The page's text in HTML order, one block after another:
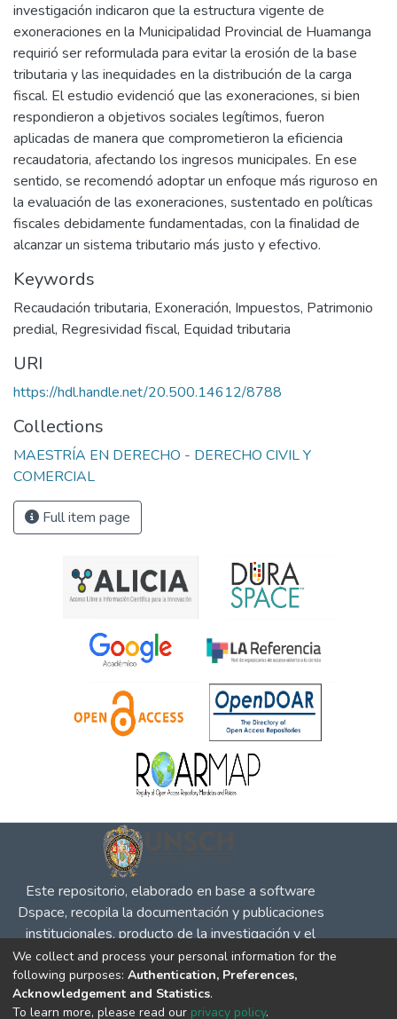
investigación indicaron que la estructura vigente de
exoneraciones en la Municipalidad Provincial de Huamanga
requirió ser reformulada para evitar la erosión de la base
tributaria y las inequidades en la distribución de la carga
fiscal. El estudio evidenció que las exoneraciones, si bien
respondieron a objetivos sociales legítimos, fueron
aplicadas de manera que comprometieron la eficiencia
recaudatoria, afectando los ingresos municipales. En ese
sentido, se recomendó adoptar un enfoque más riguroso en
la evaluación de las exoneraciones, sustentado en políticas
fiscales debidamente fundamentadas, con la finalidad de
alcanzar un sistema tributario más justo y efectivo.
Keywords
Recaudación tributaria, Exoneración, Impuestos, Patrimonio
predial, Regresividad fiscal, Equidad tributaria
URI
https://hdl.handle.net/20.500.14612/8788
Collections
MAESTRÍA EN DERECHO - DERECHO CIVIL Y
COMERCIAL
Full item page
Este repositorio, elaborado en base a software
Dspace, recopila la documentación y publicaciones
institucionales, producto de la investigación y el
desempeño en defensa de la competencia, la
propiedad intelectual y protección al consumidor, para
su difusión en el entorno social y académico.
We collect and process your personal information for the
following purposes: Authentication, Preferences,
Acknowledgement and Statistics.
To learn more, please read our privacy policy.